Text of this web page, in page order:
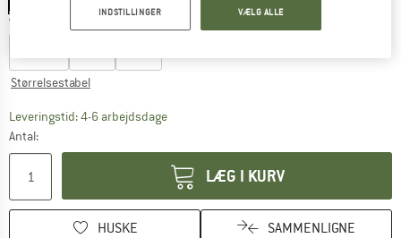
Vælg en størrelse:
Størrelsestabel
Leveringstid: 4-6 arbejdsdageLinket åbnes i en infoboks og indeholder
Antal:
LÆG I KURV
HUSKE SAMMENLIGNE
INDSTILLINGER VÆLG ALLE